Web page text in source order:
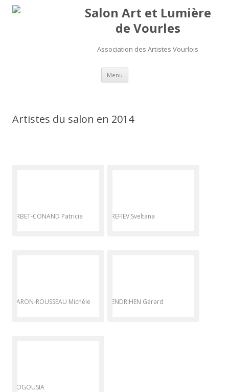
Salon Art et Lumière
de Vourles
Association des Artistes Vourlois
Menu Aller au contenu
Artistes du salon en 2014
ARBET-CONAND Patricia AREFIEV Sveltana
BARON-ROUSSEAU Michèle BENDRIHEN Gérard
BOGOUSIA